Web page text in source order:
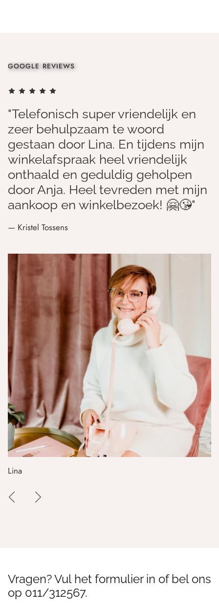
GOOGLE REVIEWS
"Telefonisch super vriendelijk en
zeer behulpzaam te woord
gestaan door Lina. En tijdens mijn
winkelafspraak heel vriendelijk
onthaald en geduldig geholpen
door Anja. Heel tevreden met mijn
aankoop en winkelbezoek! 🤗😘"
— Kristel Tossens
Lina
Vragen? Vul het formulier in of bel ons
op 011/312567.